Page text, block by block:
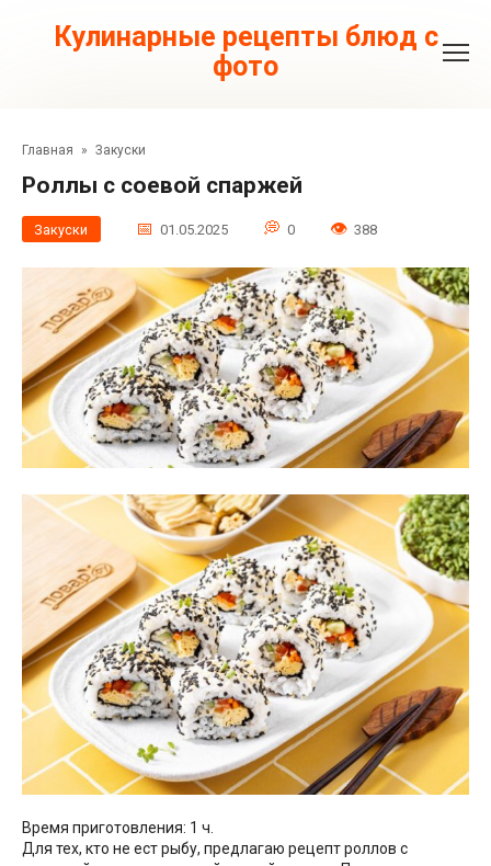
контентуКулинарные рецепты блюд с
фото
Главная » Закуски
Роллы с соевой спаржей
Закуски 01.05.2025 0 388
Время приготовления: 1 ч.
Для тех, кто не ест рыбу, предлагаю рецепт роллов с